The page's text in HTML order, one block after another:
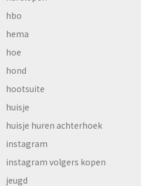
hbo
hema
hoe
hond
hootsuite
huisje
huisje huren achterhoek
instagram
instagram volgers kopen
jeugd